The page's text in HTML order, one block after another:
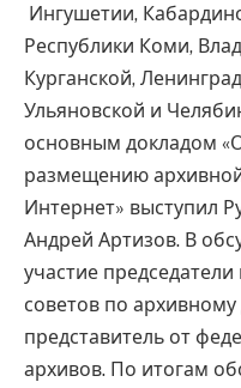
Ингушетии,
Республики Коми,
Курганской,
Ульяновской и
основным докладом
размещению
Интернет» выступил
Андрей Артизов. В
участие
советов по
представитель от
архивов. По итогам